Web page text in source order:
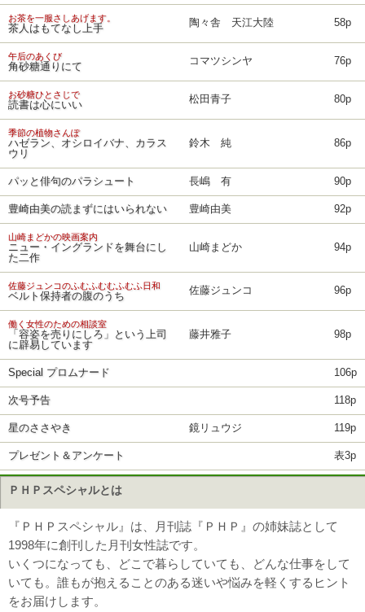
お茶を一服さしあげます。
茶人はもてなし上手 陶々舎 天江大陸 58p
午后のあくび
角砂糖通りにて コマツシンヤ 76p
お砂糖ひとさじで
読書は心にいい 松田青子 80p
季節の植物さんぽ
ハゼラン、オシロイバナ、カラス
ウリ
鈴木 純 86p
パッと俳句のパラシュート 長嶋 有 90p
豊崎由美の読まずにはいられない 豊崎由美 92p
山崎まどかの映画案内
ニュー・イングランドを舞台にし
た二作
山崎まどか 94p
佐藤ジュンコのふむふむむふむふ日和
ベルト保持者の腹のうち 佐藤ジュンコ 96p
働く女性のための相談室
「容姿を売りにしろ」という上司
に辟易しています
藤井雅子 98p
Special プロムナード 106p
次号予告 118p
星のささやき 鏡リュウジ 119p
プレゼント＆アンケート 表3p
ＰＨＰスペシャルとは
『ＰＨＰスペシャル』は、月刊誌『ＰＨＰ』の姉妹誌として
1998年に創刊した月刊女性誌です。
いくつになっても、どこで暮らしていても、どんな仕事をして
いても。誰もが抱えることのある迷いや悩みを軽くするヒント
をお届けします。